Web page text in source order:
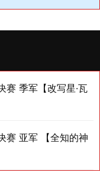
赛 季军【改写星·瓦
赛 亚军 【全知的神